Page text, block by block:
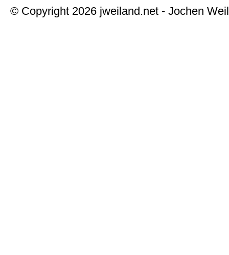
© Copyright 2026 jweiland.net - Jochen